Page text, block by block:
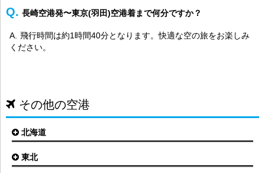
長崎空港発〜東京(羽田)空港着まで何分ですか？
飛行時間は約1時間40分となります。快適な空の旅をお楽しみ
ください。
その他の空港
北海道
札幌(新千歳)空港
東北